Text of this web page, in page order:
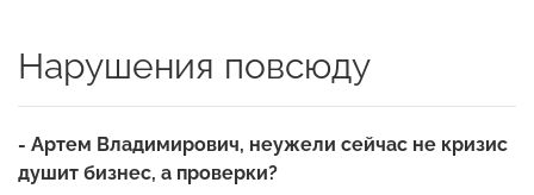
Нарушения повсюду
- Артем Владимирович, неужели сейчас не кризис
душит бизнес, а проверки?